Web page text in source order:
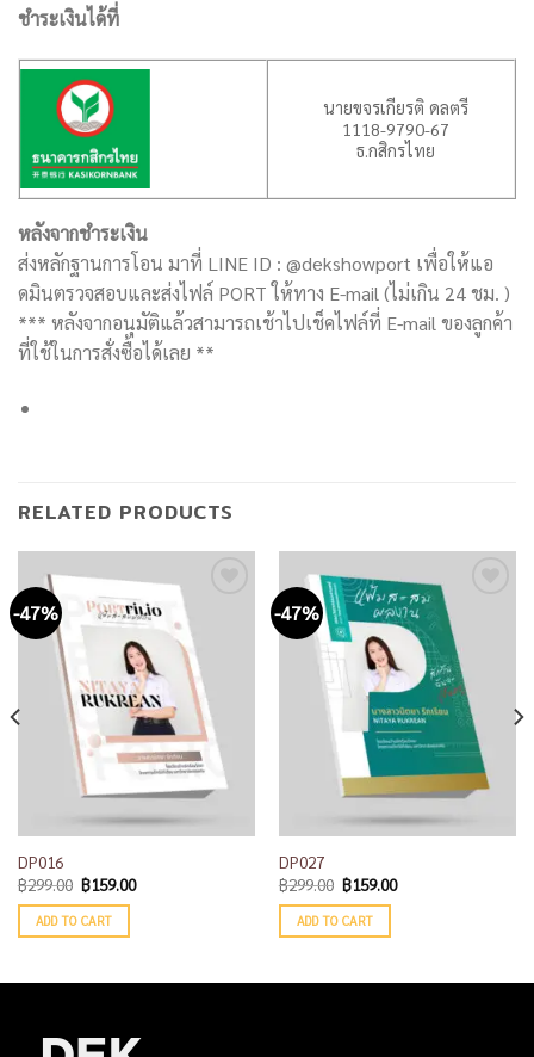
ชำระเงินได้ที่
นายขจรเกียรติ ดลตรี
1118-9790-67
ธ.กสิกรไทย
หลังจากชำระเงิน
ส่งหลักฐานการโอน มาที่ LINE ID : @dekshowport เพื่อให้แอ
ดมินตรวจสอบและส่งไฟล์ PORT ให้ทาง E-mail (ไม่เกิน 24 ชม. )
*** หลังจากอนุมัติแล้วสามารถเช้าไปเช็คไฟล์ที่ E-mail ของลูกค้า
ที่ใช้ในการสั่งซื้อได้เลย **
RELATED PRODUCTS
-47%
DP016
฿299.00 ฿159.00
ADD TO CART
-47%
DP027
฿299.00 ฿159.00
ADD TO CART